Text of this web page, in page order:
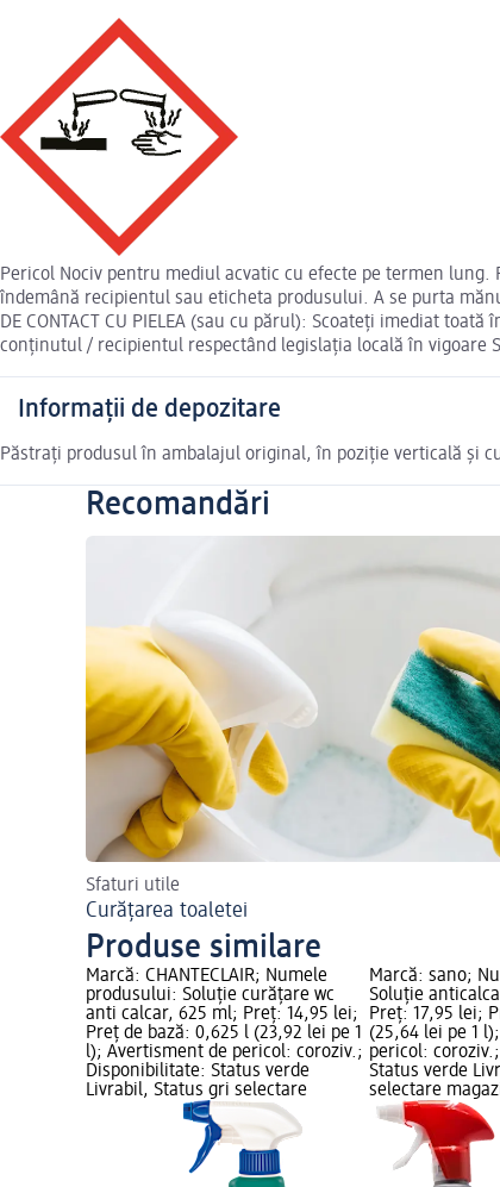
Pericol Nociv pentru mediul acvatic cu efecte pe termen
îndemână recipientul sau eticheta produsului. A se purta
DE CONTACT CU PIELEA (sau cu părul): Scoateți imediat
conţinutul / recipientul respectând legislaţia locală în vigoare
Informații de depozitare
Păstrați produsul în ambalajul original, în poziție verticală și
Recomandări
Sfaturi utile
Curățarea toaletei
Produse similare
Marcă: CHANTECLAIR; Numele
produsului: Soluție curățare wc
anti calcar, 625 ml; Preț: 14,95 lei;
Preț de bază: 0,625 l (23,92 lei pe 1
l); Avertisment de pericol: coroziv.;
Disponibilitate: Status verde
Livrabil, Status gri selectare
Marcă: sano;
Soluție
Preț: 17,95 lei;
(25,64 lei pe 1
pericol:
Status verde
selectare